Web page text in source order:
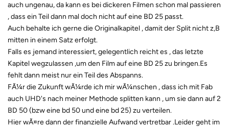
auch ungenau, da kann es bei dickeren Filmen schon mal passieren
, dass ein Teil dann mal doch nicht auf eine BD 25 passt.
Auch behalte ich gerne die Originalkapitel , damit der Split nicht z,B
mitten in einem Satz erfolgt.
Falls es jemand interessiert, gelegentlich reicht es , das letzte
Kapitel wegzulassen ,um den Film auf eine BD 25 zu bringen.Es
fehlt dann meist nur ein Teil des Abspanns.
FÃ¼r die Zukunft wÃ¼rde ich mir wÃ¼nschen , dass ich mit Fab
auch UHD's nach meiner Methode splitten kann , um sie dann auf 2
BD 50 (bzw eine bd 50 und eine bd 25) zu verteilen.
Hier wÃ¤re dann der finanzielle Aufwand vertretbar .Leider geht im